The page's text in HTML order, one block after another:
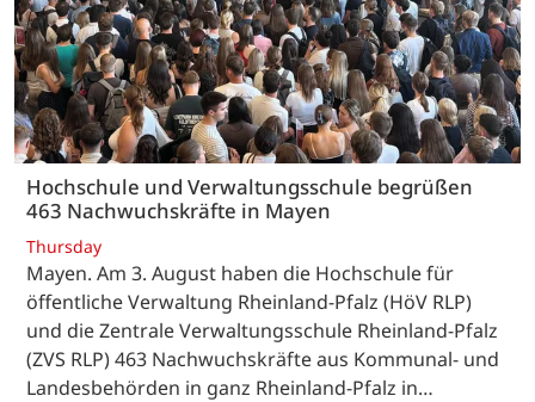
Hochschule und Verwaltungsschule begrüßen
463 Nachwuchskräfte in Mayen
Thursday
Mayen. Am 3. August haben die Hochschule für
öffentliche Verwaltung Rheinland-Pfalz (HöV RLP)
und die Zentrale Verwaltungsschule Rheinland-Pfalz
(ZVS RLP) 463 Nachwuchskräfte aus Kommunal- und
Landesbehörden in ganz Rheinland-Pfalz in…